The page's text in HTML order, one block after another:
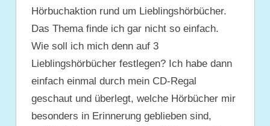
Hörbuchaktion rund um Lieblingshörbücher.
Das Thema finde ich gar nicht so einfach.
Wie soll ich mich denn auf 3
Lieblingshörbücher festlegen? Ich habe dann
einfach einmal durch mein CD-Regal
geschaut und überlegt, welche Hörbücher mir
besonders in Erinnerung geblieben sind,